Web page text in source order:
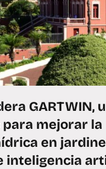
GARTWIN,
mejorar la
en
inteligencia